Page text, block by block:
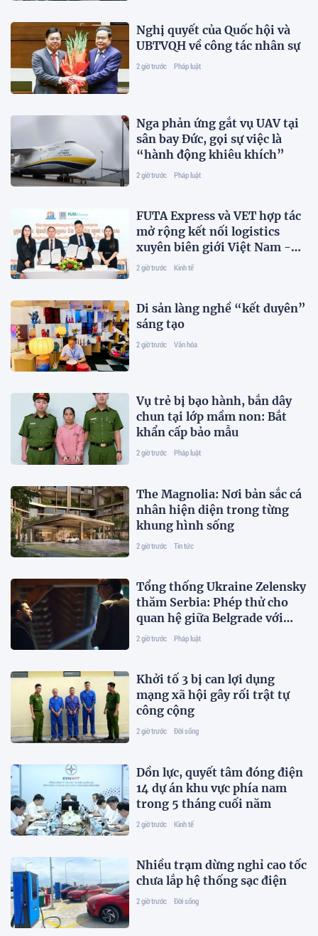
Nghị quyết của Quốc hội và
UBTVQH về công tác nhân sự
2 giờ trước Pháp luật
Nga phản ứng gắt vụ UAV tại
sân bay Đức, gọi sự việc là
“hành động khiêu khích”
2 giờ trước Pháp luật
FUTA Express và VET hợp tác
mở rộng kết nối logistics
xuyên biên giới Việt Nam -
Campuchia
2 giờ trước Kinh tế
Di sản làng nghề “kết duyên”
sáng tạo
2 giờ trước Văn hóa
Vụ trẻ bị bạo hành, bắn dây
chun tại lớp mầm non: Bắt
khẩn cấp bảo mẫu
2 giờ trước Pháp luật
The Magnolia: Nơi bản sắc cá
nhân hiện diện trong từng
khung hình sống
2 giờ trước Tin tức
Tổng thống Ukraine Zelensky
thăm Serbia: Phép thử cho
quan hệ giữa Belgrade với
Moscow và EU
2 giờ trước Pháp luật
Khởi tố 3 bị can lợi dụng
mạng xã hội gây rối trật tự
công cộng
2 giờ trước Đời sống
Dồn lực, quyết tâm đóng điện
14 dự án khu vực phía nam
trong 5 tháng cuối năm
2 giờ trước Kinh tế
Nhiều trạm dừng nghỉ cao tốc
chưa lắp hệ thống sạc điện
2 giờ trước Đời sống